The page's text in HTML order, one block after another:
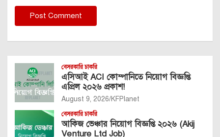
বেসরকারি চাকরি
এসিআই ACI কোম্পানিতে নিয়োগ বিজ্ঞপ্তি
এপ্রিল ২০২৬ প্রকাশ!
August 9, 2026 KFPlanet
বেসরকারি চাকরি
আকিজ ভেঞ্চার নিয়োগ বিজ্ঞপ্তি ২০২৬ (Akij
Venture Ltd Job)